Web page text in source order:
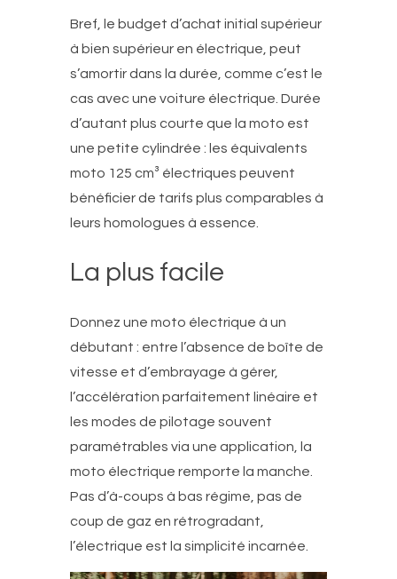
Bref, le budget d’achat initial supérieur
à bien supérieur en électrique, peut
s’amortir dans la durée, comme c’est le
cas avec une voiture électrique. Durée
d’autant plus courte que la moto est
une petite cylindrée : les équivalents
moto 125 cm³ électriques peuvent
bénéficier de tarifs plus comparables à
leurs homologues à essence.
La plus facile
Donnez une moto électrique à un
débutant : entre l’absence de boîte de
vitesse et d’embrayage à gérer,
l’accélération parfaitement linéaire et
les modes de pilotage souvent
paramétrables via une application, la
moto électrique remporte la manche.
Pas d’à-coups à bas régime, pas de
coup de gaz en rétrogradant,
l’électrique est la simplicité incarnée.